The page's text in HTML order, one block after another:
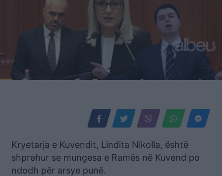
Kryetarja e Kuvendit, Lindita Nikolla, është
shprehur se mungesa e Ramës në Kuvend po
ndodh për arsye punë.